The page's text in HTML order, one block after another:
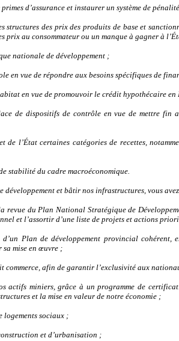
d’assurance et instaurer un système de
structures des prix des produits de base et
prix au consommateur ou un manque à gagner à
nationale de développement ;
en vue de répondre aux besoins spécifiques de
en vue de promouvoir le crédit hypothécaire en
de dispositifs de contrôle en vue de mettre fin
de l’État certaines catégories de recettes,
stabilité du cadre macroéconomique.
développement et bâtir nos infrastructures, vous
revue du Plan National Stratégique de
et l’assortir d’une liste de projets et actions
Plan de développement provincial cohérent,
sa mise en œuvre ;
commerce, afin de garantir l’exclusivité aux
actifs miniers, grâce à un programme de
et la mise en valeur de notre économie ;
logements sociaux ;
et d’urbanisation ;